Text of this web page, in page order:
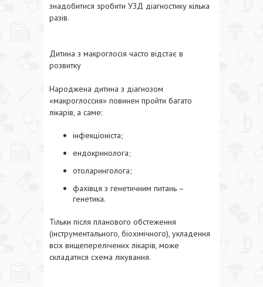
знадобитися зробити УЗД діагностику кілька
разів.
Дитина з макроглосія часто відстає в
розвитку
Народжена дитина з діагнозом
«макроглоссия» повинен пройти багато
лікарів, а саме:
інфекціоніста;
ендокринолога;
отоларинголога;
фахівця з генетичним питань –
генетика.
Тільки після планового обстеження
(інструментального, біохімічного), укладення
всіх вищеперелічених лікарів, може
складатися схема лікування.